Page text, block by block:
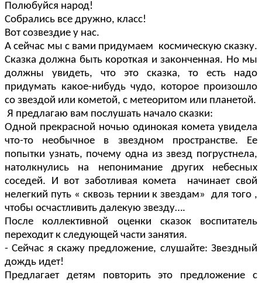
Полюбуйся народ!
Собрались все дружно, класс!
Вот созвездие у нас.
А сейчас мы с вами придумаем космическую сказку.
Сказка должна быть короткая и законченная. Но мы
должны увидеть, что это сказка, то есть надо
придумать какое-нибудь чудо, которое произошло
со звездой или кометой, с метеоритом или планетой.
Я предлагаю вам послушать начало сказки:
Одной прекрасной ночью одинокая комета увидела
что-то необычное в звездном пространстве. Ее
попытки узнать, почему одна из звезд погрустнела,
натолкнулись на непонимание других небесных
соседей. И вот заботливая комета начинает свой
нелегкий путь « сквозь тернии к звездам» для того ,
чтобы осчастливить далекую звезду….
После коллективной оценки сказок воспитатель
переходит к следующей части занятия.
- Сейчас я скажу предложение, слушайте: Звездный
дождь идет!
Предлагает детям повторить это предложение с